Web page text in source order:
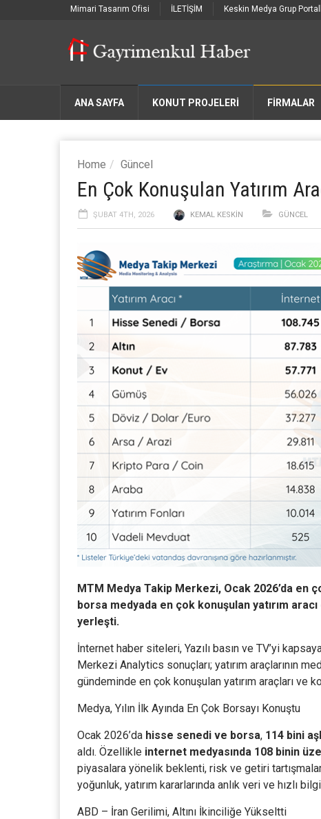
Mimari Tasarım Ofisi İLETİŞİM Keskin Medya Grup
ANA SAYFA KONUT PROJELERİ FIRMALAR
Home Güncel
En Çok Konuşulan Yatırım
ŞUBAT 4TH, 2026 KEMAL KESKIN GÜNCEL
MTM Medya Takip Merkezi, Ocak 2026’da en
borsa medyada en çok konuşulan yatırım
yerleşti.
İnternet haber siteleri, Yazılı basın ve TV’yi
Merkezi Analytics sonuçları; yatırım araçlarının
gündeminde en çok konuşulan yatırım araçları ve
Medya, Yılın İlk Ayında En Çok Borsayı Konuştu
Ocak 2026’da hisse senedi ve borsa, 114 bini
aldı. Özellikle internet medyasında 108 binin
piyasalara yönelik beklenti, risk ve getiri
yoğunluk, yatırım kararlarında anlık veri ve hızlı
ABD – İran Gerilimi, Altını İkinciliğe Yükseltti